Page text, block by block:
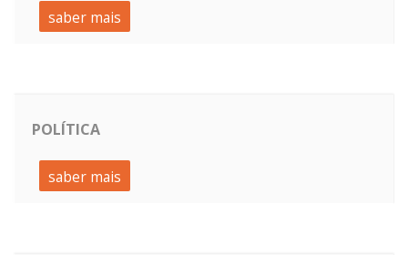
saber mais
POLÍTICA
saber mais